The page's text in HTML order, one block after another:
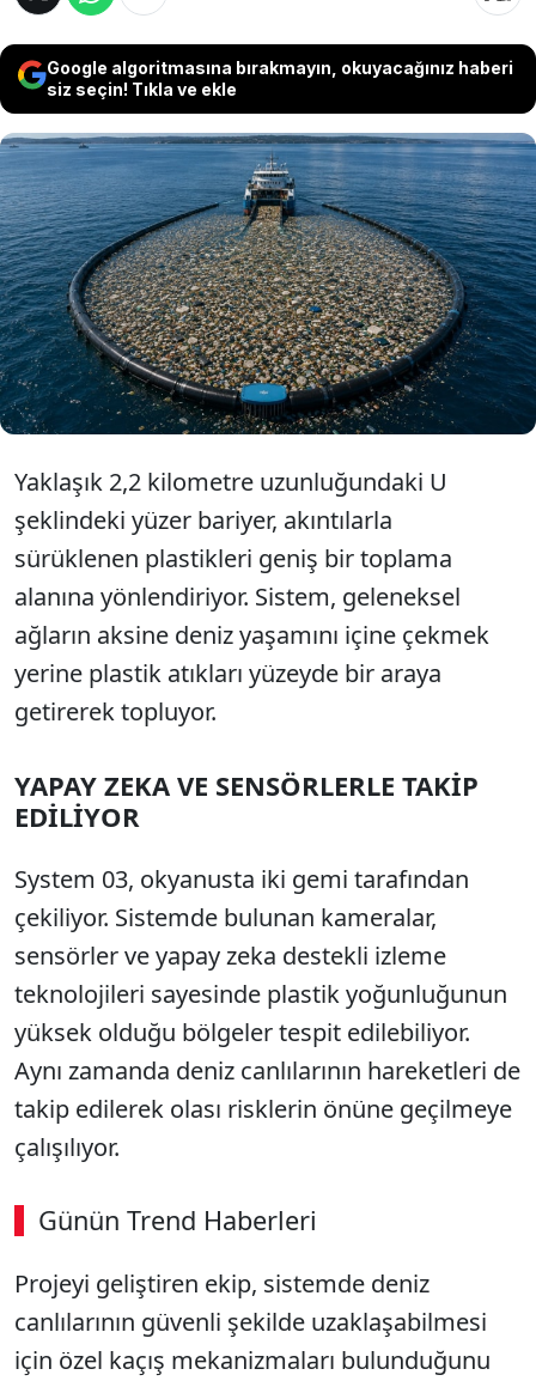
Google algoritmasına bırakmayın, okuyacağınız haberi
siz seçin! Tıkla ve ekle
Okyanuslarda biriken milyonlarca ton plastik
atıkla mücadele etmek için geliştirilen dev bir
sistem, çevre teknolojileri alanında dikkat çekiyor.
Hollandalı çevre kuruluşu The Ocean Cleanup
tarafından geliştirilen ve 'System 03' adı verilen
yapı, okyanus yüzeyindeki plastikleri toplarken
deniz canlılarını koruyacak şekilde tasarlandı.
Yaklaşık 2,2 kilometre uzunluğundaki U
şeklindeki yüzer bariyer, akıntılarla
sürüklenen plastikleri geniş bir toplama
alanına yönlendiriyor. Sistem, geleneksel
ağların aksine deniz yaşamını içine çekmek
yerine plastik atıkları yüzeyde bir araya
getirerek topluyor.
YAPAY ZEKA VE SENSÖRLERLE TAKİP
EDİLİYOR
System 03, okyanusta iki gemi tarafından
çekiliyor. Sistemde bulunan kameralar,
sensörler ve yapay zeka destekli izleme
teknolojileri sayesinde plastik yoğunluğunun
yüksek olduğu bölgeler tespit edilebiliyor.
Aynı zamanda deniz canlılarının hareketleri de
takip edilerek olası risklerin önüne geçilmeye
çalışılıyor.
Günün Trend Haberleri
00:02 / 09:08
Projeyi geliştiren ekip, sistemde deniz
canlılarının güvenli şekilde uzaklaşabilmesi
için özel kaçış mekanizmaları bulunduğunu